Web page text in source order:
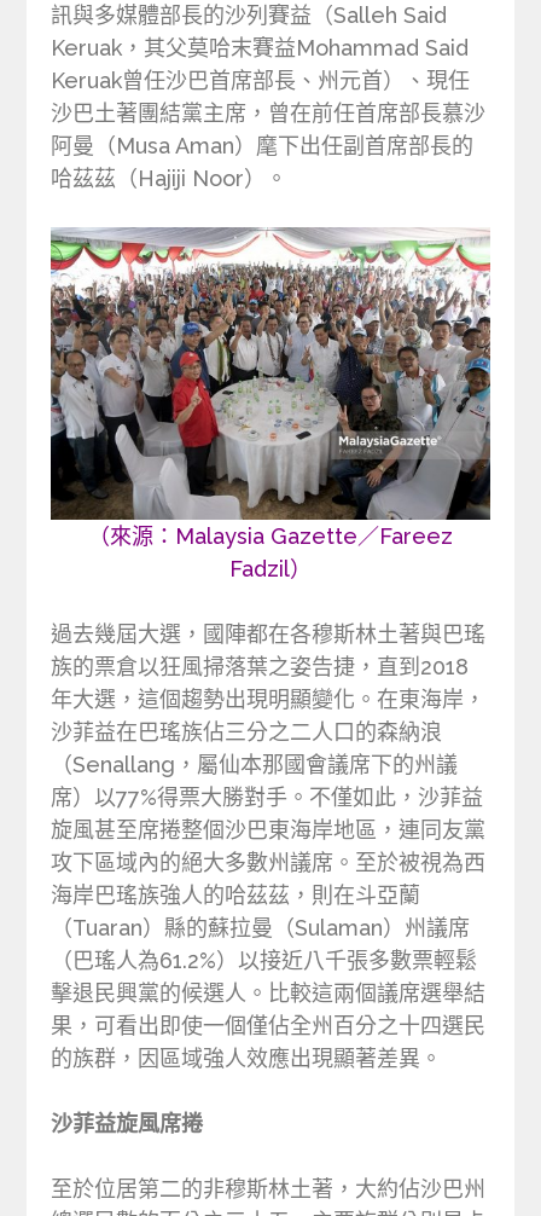
訊與多媒體部長的沙列賽益（Salleh Said
Keruak，其父莫哈末賽益Mohammad Said
Keruak曾任沙巴首席部長、州元首）、現任
沙巴土著團結黨主席，曾在前任首席部長慕沙
阿曼（Musa Aman）麾下出任副首席部長的
哈茲茲（Hajiji Noor）。
（來源：Malaysia Gazette／Fareez
Fadzil）
過去幾屆大選，國陣都在各穆斯林土著與巴瑤
族的票倉以狂風掃落葉之姿告捷，直到2018
年大選，這個趨勢出現明顯變化。在東海岸，
沙菲益在巴瑤族佔三分之二人口的森納浪
（Senallang，屬仙本那國會議席下的州議
席）以77%得票大勝對手。不僅如此，沙菲益
旋風甚至席捲整個沙巴東海岸地區，連同友黨
攻下區域內的絕大多數州議席。至於被視為西
海岸巴瑤族強人的哈茲茲，則在斗亞蘭
（Tuaran）縣的蘇拉曼（Sulaman）州議席
（巴瑤人為61.2%）以接近八千張多數票輕鬆
擊退民興黨的候選人。比較這兩個議席選舉結
果，可看出即使一個僅佔全州百分之十四選民
的族群，因區域強人效應出現顯著差異。
沙菲益旋風席捲
至於位居第二的非穆斯林土著，大約佔沙巴州